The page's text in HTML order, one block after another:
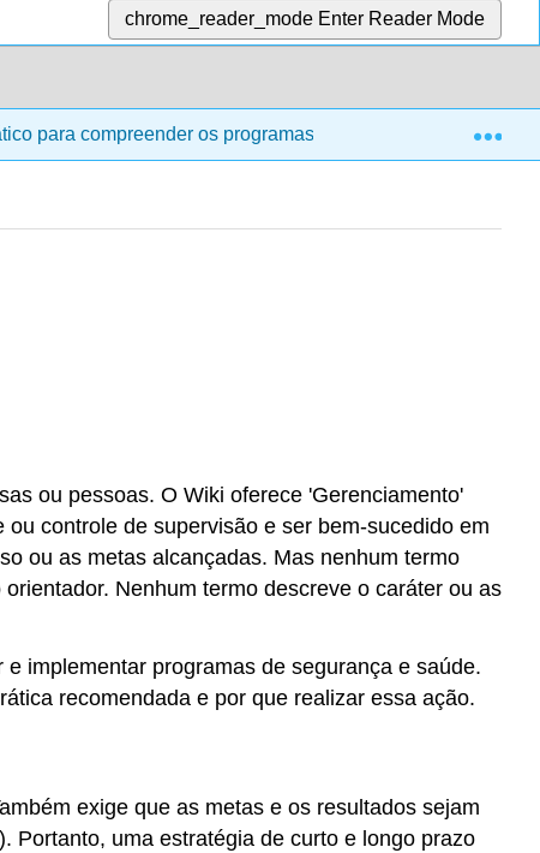
chrome_reader_mode Enter Reader Mode
para compreender os programas de segurança e saúde
ou pessoas. O Wiki oferece 'Gerenciamento'
controle de supervisão e ser bem-sucedido em
ou as metas alcançadas. Mas nenhum termo
Nenhum termo descreve o caráter ou as
implementar programas de segurança e saúde.
recomendada e por que realizar essa ação.
exige que as metas e os resultados sejam
Portanto, uma estratégia de curto e longo prazo